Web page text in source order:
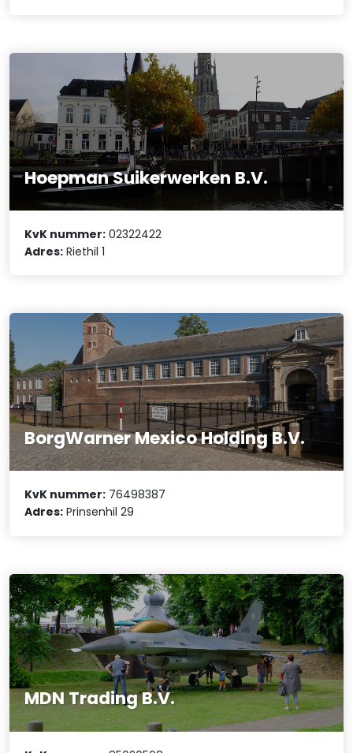
Hoepman Suikerwerken B.V.
KvK nummer: 02322422
Adres: Riethil 1
BorgWarner Mexico Holding B.V.
KvK nummer: 76498387
Adres: Prinsenhil 29
MDN Trading B.V.